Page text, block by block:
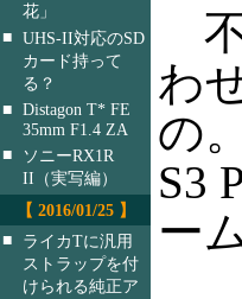
花」
■ UHS-II対応のSD
カード持って
る？
■ Distagon T* FE
35mm F1.4 ZA
■
ソニーRX1R
II（実写編）
【 2016/01/25 】
■
ライカTに汎用
ストラップを付
けられる純正ア
不
わ
の
S3
ー